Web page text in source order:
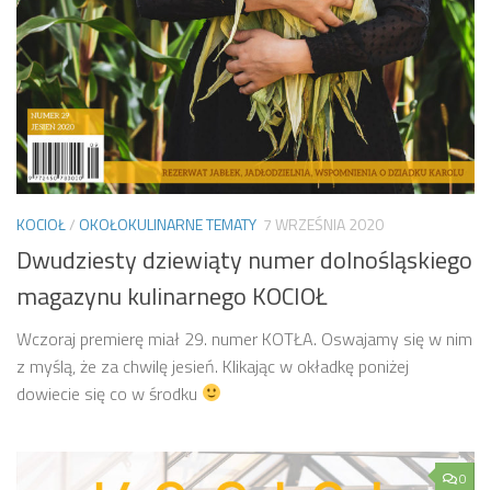
KOCIOŁ/ OKOŁOKULINARNE TEMATY 7 WRZEŚNIA 2020
Dwudziesty dziewiąty numer dolnośląskiego
magazynu kulinarnego KOCIOŁ
Wczoraj premierę miał 29. numer KOTŁA. Oswajamy się w nim
z myślą, że za chwilę jesień. Klikając w okładkę poniżej
dowiecie się co w środku
0